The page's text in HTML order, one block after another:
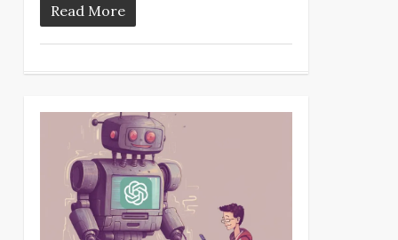
Read More